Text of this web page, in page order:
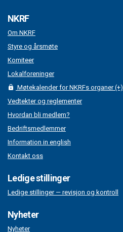
NKRF
Om NKRF
Styre og årsmøte
Komiteer
Lokalforeninger
Møtekalender for NKRFs organer (+)
Vedtekter og reglementer
Hvordan bli medlem?
Bedriftsmedlemmer
Information in english
Kontakt oss
Ledige stillinger
Ledige stillinger — revisjon og kontroll
Nyheter
Nyheter